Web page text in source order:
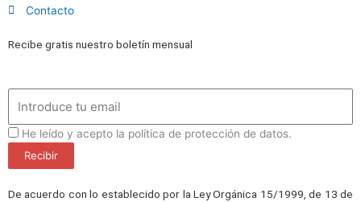
Contacto
Recibe gratis nuestro boletín mensual
ProteccionDatos
He leído y acepto la política de protección de datos.
Recibir
De acuerdo con lo establecido por la Ley Orgánica 15/1999, de 13 de